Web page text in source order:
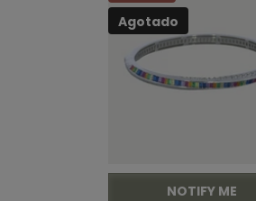
Agotado
NOTIFY ME